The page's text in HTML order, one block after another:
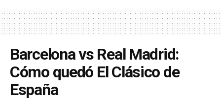
Barcelona vs Real Madrid:
Cómo quedó El Clásico de
España